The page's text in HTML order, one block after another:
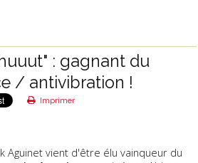
: gagnant du
/ antivibration !
Imprimer
Aguinet vient d'être élu vainqueur du